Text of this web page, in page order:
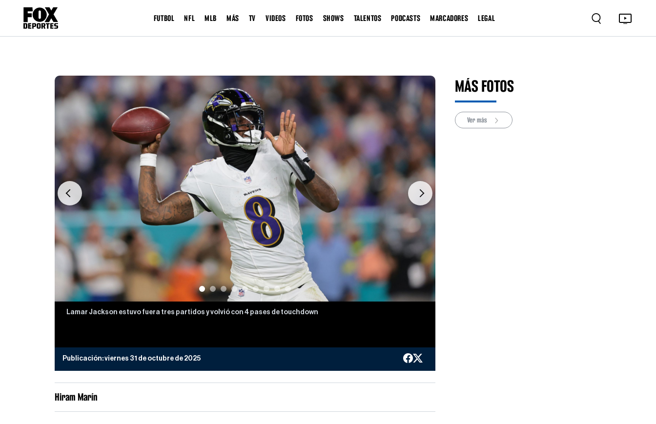
FUTBOL NFL MLB MÁS TV VIDEOS FOTOS SHOWS TALENTOS PODCASTS MARCADORES LEGAL
Previous Next
Lamar Jackson estuvo fuera tres partidos y volvió con 4 pases de touchdown
Publicación:viernes 31 de octubre de 2025
Hiram Marín
MÁS FOTOS
Ver más